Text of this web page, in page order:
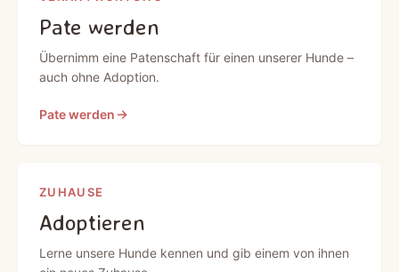
Pate werden
Übernimm eine Patenschaft für einen unserer Hunde –
auch ohne Adoption.
Pate werden
ZUHAUSE
Adoptieren
Lerne unsere Hunde kennen und gib einem von ihnen